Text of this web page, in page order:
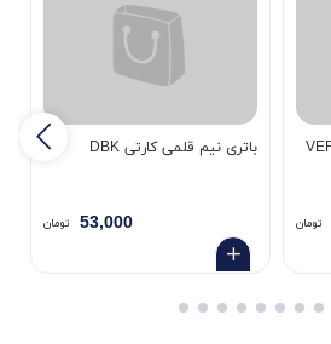
تومان
باتری نیم قلمی کارتی DBK
53,000 تومان